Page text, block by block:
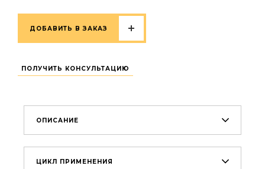
ПОЛУЧИТЬ КОНСУЛЬТАЦИЮ
ОПИСАНИЕ
ЦИКЛ ПРИМЕНЕНИЯ